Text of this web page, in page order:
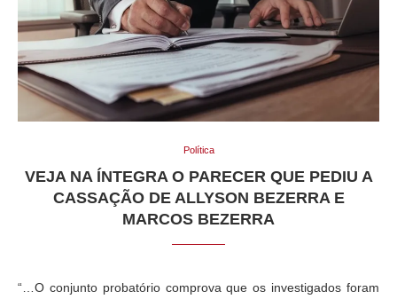
Política
VEJA NA ÍNTEGRA O PARECER QUE PEDIU A
CASSAÇÃO DE ALLYSON BEZERRA E
MARCOS BEZERRA
“…O conjunto probatório comprova que os investigados foram